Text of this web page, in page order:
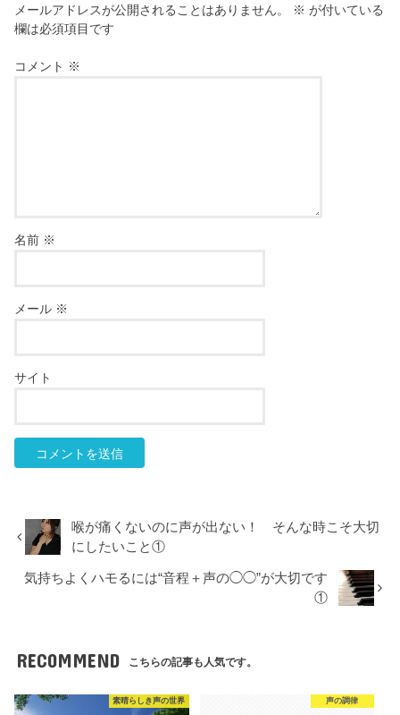
メールアドレスが公開されることはありません。 ※ が付いている
欄は必須項目です
コメント ※
名前 ※
メール ※
サイト
喉が痛くないのに声が出ない！ そんな時こそ大切
にしたいこと①
気持ちよくハモるには“音程＋声の◯◯”が大切です
①
RECOMMEND こちらの記事も人気です。
素晴らしき声の世界 声の調律